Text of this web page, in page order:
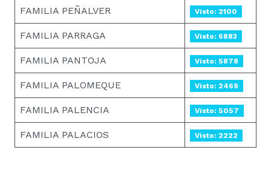
FAMILIA PEÑALVER Visto: 2100
FAMILIA PARRAGA Visto: 6883
FAMILIA PANTOJA Visto: 5878
FAMILIA PALOMEQUE Visto: 2469
FAMILIA PALENCIA Visto: 5057
FAMILIA PALACIOS Visto: 2222